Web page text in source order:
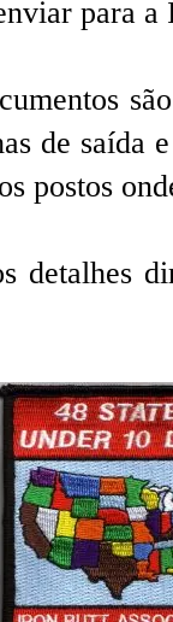
para
são:
de saída
postos